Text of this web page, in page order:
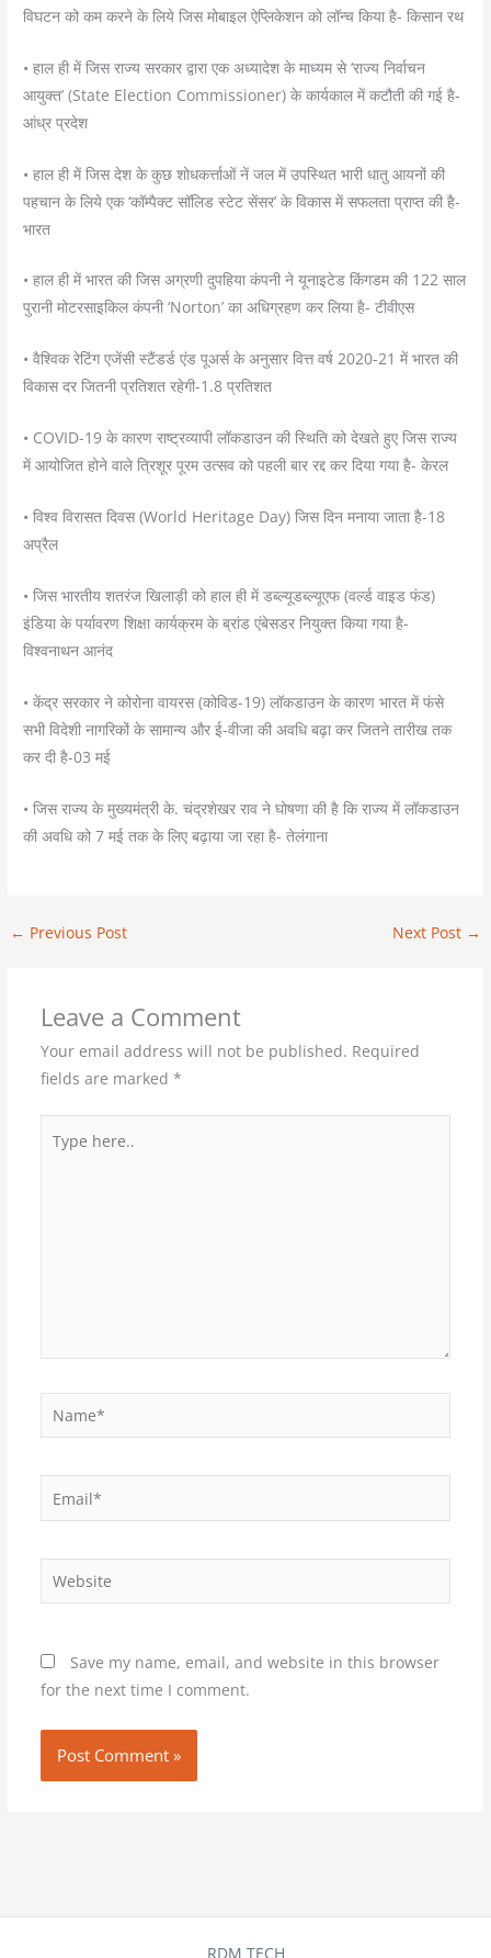
विघटन को कम करने के लिये जिस मोबाइल ऐप्लिकेशन को लॉन्च किया है- किसान रथ
• हाल ही में जिस राज्य सरकार द्वारा एक अध्यादेश के माध्यम से ‘राज्य निर्वाचन
आयुक्त’ (State Election Commissioner) के कार्यकाल में कटौती की गई है-
आंध्र प्रदेश
• हाल ही में जिस देश के कुछ शोधकर्त्ताओं नें जल में उपस्थित भारी धातु आयनों की
पहचान के लिये एक ‘कॉम्पैक्ट सॉलिड स्टेट सेंसर’ के विकास में सफलता प्राप्त की है-
भारत
• हाल ही में भारत की जिस अग्रणी दुपहिया कंपनी ने यूनाइटेड किंगडम की 122 साल
पुरानी मोटरसाइकिल कंपनी ‘Norton’ का अधिग्रहण कर लिया है- टीवीएस
• वैश्विक रेटिंग एजेंसी स्टैंडर्ड एंड पूअर्स के अनुसार वित्त वर्ष 2020-21 में भारत की
विकास दर जितनी प्रतिशत रहेगी-1.8 प्रतिशत
• COVID-19 के कारण राष्ट्रव्यापी लॉकडाउन की स्थिति को देखते हुए जिस राज्य
में आयोजित होने वाले त्रिशूर पूरम उत्सव को पहली बार रद्द कर दिया गया है- केरल
• विश्व विरासत दिवस (World Heritage Day) जिस दिन मनाया जाता है-18
अप्रैल
• जिस भारतीय शतरंज खिलाड़ी को हाल ही में डब्ल्यूडब्ल्यूएफ (वर्ल्ड वाइड फंड)
इंडिया के पर्यावरण शिक्षा कार्यक्रम के ब्रांड एंबेसडर नियुक्त किया गया है-
विश्वनाथन आनंद
• केंद्र सरकार ने कोरोना वायरस (कोविड-19) लॉकडाउन के कारण भारत में फंसे
सभी विदेशी नागरिकों के सामान्य और ई-वीजा की अवधि बढ़ा कर जितने तारीख तक
कर दी है-03 मई
• जिस राज्य के मुख्यमंत्री के. चंद्रशेखर राव ने घोषणा की है कि राज्य में लॉकडाउन
की अवधि को 7 मई तक के लिए बढ़ाया जा रहा है- तेलंगाना
← Previous Post Next Post →
Leave a Comment
Your email address will not be published. Required
fields are marked *
here..
Name*
Email*
Website
Save my name, email, and website in this browser
for the next time I comment.
RDM TECH